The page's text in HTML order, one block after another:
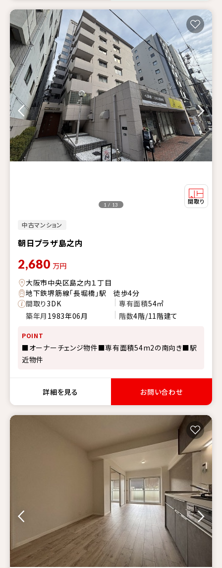
中古マンション
朝日プラザ島之内
1 / 13
2,680 万円
大阪市中央区島之内１丁目
地下鉄堺筋線「長堀橋」駅 徒歩4分
間取り3DK 専有面積54㎡
築年月 1983年06月 階数4階/11階建て
POINT
■オーナーチェンジ物件■専有面積54m2の南向き■駅
近物件
詳細を見る お問い合わせ